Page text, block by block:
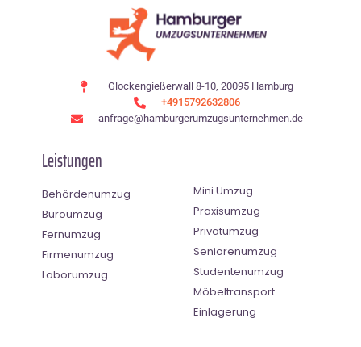
Glockengießerwall 8-10, 20095 Hamburg
+4915792632806
anfrage@hamburgerumzugsunternehmen.de
Leistungen
Behördenumzug
Büroumzug
Fernumzug
Firmenumzug
Laborumzug
Mini Umzug
Praxisumzug
Privatumzug
Seniorenumzug
Studentenumzug
Möbeltransport
Einlagerung